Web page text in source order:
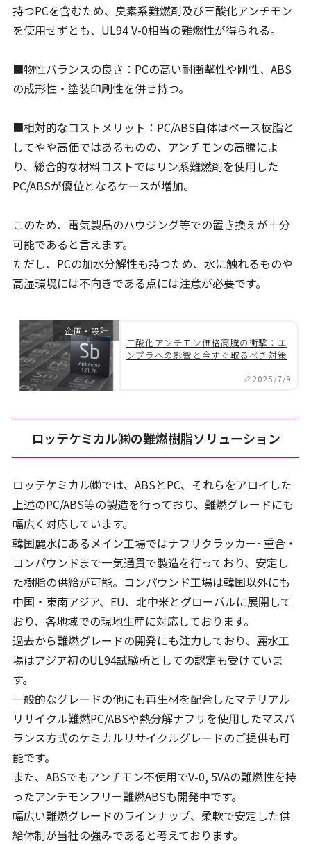
持つPCを含むため、臭素系難燃剤及び三酸化アンチモン
を使用せずとも、UL94 V-0相当の難燃性が得られる。
■物性バランスの良さ：PCの高い耐衝撃性や剛性、ABS
の成形性・塗装印刷性を併せ持つ。
■相対的なコストメリット：PC/ABS自体はベース樹脂と
してやや高価ではあるものの、アンチモンの高騰によ
り、総合的な材料コストではリン系難燃剤を使用した
PC/ABSが優位となるケースが増加。
このため、電気製品のハウジング等での置き換えが十分
可能であると言えます。
ただし、PCの加水分解性も持つため、水に触れるものや
高湿環境には不向きである点には注意が必要です。
企画・設計
三酸化アンチモン価格高騰の衝撃：エ
ンプラへの影響と今すぐ取るべき対策
2025/7/9
ロッテケミカル㈱の難燃樹脂ソリューション
ロッテケミカル㈱では、ABSとPC、それらをアロイした
上述のPC/ABS等の製造を行っており、難燃グレードにも
幅広く対応しています。
韓国麗水にあるメイン工場ではナフサクラッカー~重合・
コンパウンドまで一気通貫で製造を行っており、安定し
た樹脂の供給が可能。コンパウンド工場は韓国以外にも
中国・東南アジア、EU、北中米とグローバルに展開して
おり、各地域での現地生産に対応しております。
過去から難燃グレードの開発にも注力しており、麗水工
場はアジア初のUL94試験所としての認定も受けていま
す。
一般的なグレードの他にも再生材を配合したマテリアル
リサイクル難燃PC/ABSや熱分解ナフサを使用したマスバ
ランス方式のケミカルリサイクルグレードのご提供も可
能です。
また、ABSでもアンチモン不使用でV-0, 5VAの難燃性を持
ったアンチモンフリー難燃ABSも開発中です。
幅広い難燃グレードのラインナップ、柔軟で安定した供
給体制が当社の強みであると考えております。